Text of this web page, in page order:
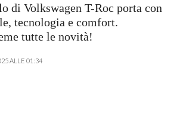
di Volkswagen T-Roc porta con
tecnologia e comfort.
tutte le novità!
ALLE 01:34